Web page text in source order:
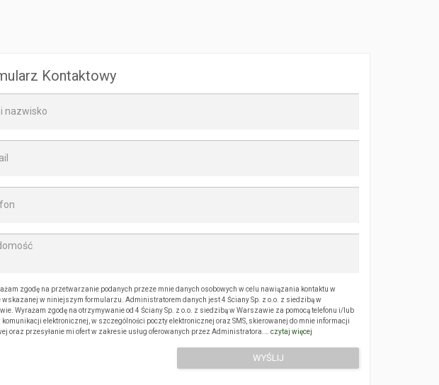
Kontaktowy
zgodę na przetwarzanie podanych przeze mnie danych osobowych w celu nawiązania kontaktu w
wskazanej w niniejszym formularzu. Administratorem danych jest 4 Ściany Sp. z o.o. z siedzibą w
Wyrażam zgodę na otrzymywanie od 4 Ściany Sp. z o.o. z siedzibą w Warszawie za pomocą telefonu i/lub
komunikacji elektronicznej, w szczególności poczty elektronicznej oraz SMS, skierowanej do mnie informacji
oraz przesyłanie mi ofert w zakresie usług oferowanych przez Administratora.… czytaj więcej